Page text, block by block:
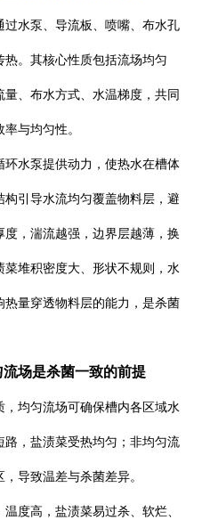
过水泵、导流板、喷嘴、布水孔
。其核心性质包括流场均匀
、布水方式、水温梯度，共同
与均匀性。
水泵提供动力，使热水在槽体
引导水流均匀覆盖物料层，避
，湍流越强，边界层越薄，换
堆积密度大、形状不规则，水
量穿透物料层的能力，是杀菌
场是杀菌一致的前提
均匀流场可确保槽内各区域水
，盐渍菜受热均匀；非均匀流
导致温差与杀菌差异。
度高，盐渍菜易过杀、软烂、